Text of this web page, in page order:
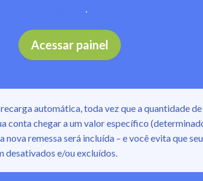
.
Acessar painel
automática, toda vez que a quantidade de
conta chegar a um valor específico
nova remessa será incluída – e você evita que
desativados e/ou excluídos.